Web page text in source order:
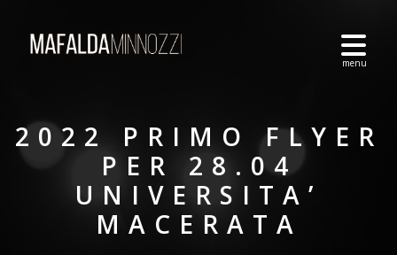
2022 PRIMO FLYER
PER 28.04
UNIVERSITA’
MACERATA